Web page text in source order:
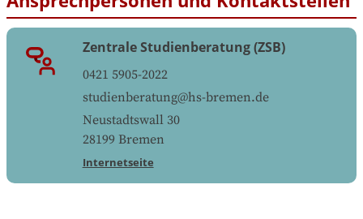
Zentrale Studienberatung (ZSB)
0421 5905-2022
studienberatung@hs-bremen.de
Neustadtswall 30
28199 Bremen
Internetseite